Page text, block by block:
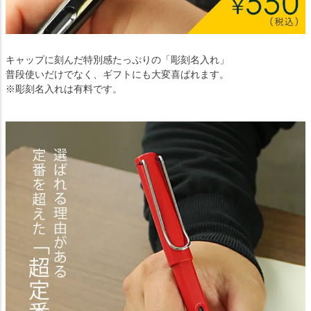
キャップに刻んだ特別感たっぷりの「彫刻名入れ」
普段使いだけでなく、ギフトにも大変喜ばれます。
※彫刻名入れは有料です。